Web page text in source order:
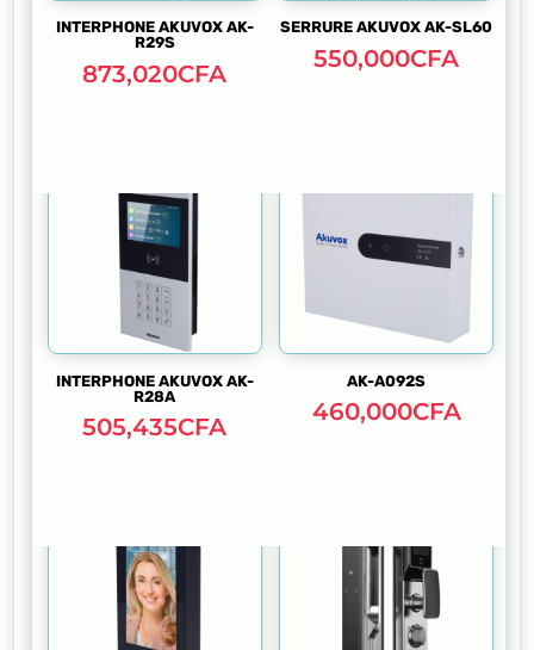
INTERPHONE AKUVOX AK-
R29S
873,020CFA
SERRURE AKUVOX AK-SL60
550,000CFA
INTERPHONE AKUVOX AK-
R28A
505,435CFA
AK-A092S
460,000CFA